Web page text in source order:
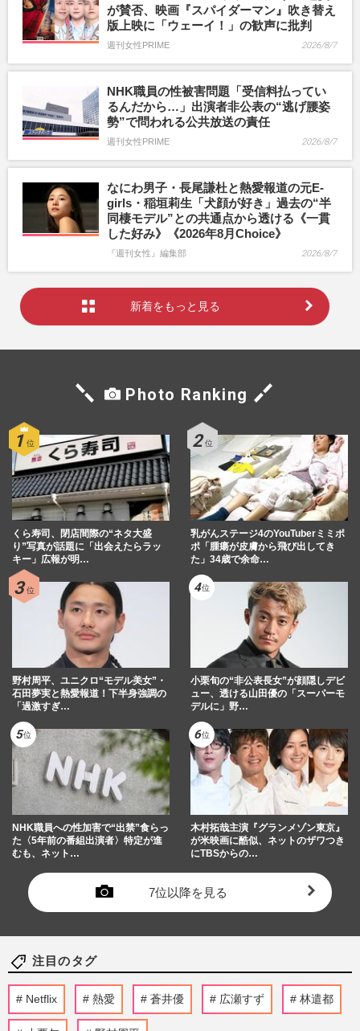
が賛否、映画『スパイダーマン』吹き替え
版上映に「ウェーイ！」の歓声に批判
週刊女性PRIME 2026/8/7
NHK職員の性被害問題「受信料払ってい
るんだから…」出演者非公表の“逃げ腰姿
勢”で問われる公共放送の責任
週刊女性PRIME 2026/8/7
なにわ男子・長尾謙杜と熱愛報道の元E-
girls・稲垣莉生「犬顔が好き」過去の“半
同棲モデル”との共通点から透ける《一貫
した好み》《2026年8月Choice》
『週刊女性』編集部 2026/8/7
新着をもっと見る
Photo Ranking
くら寿司、閉店間際の“ネタ大盛
り”写真が話題に「出会えたらラッ
キー」広報が明…
乳がんステージ4のYouTuberミミポ
ポ「腫瘍が皮膚から飛び出してき
た」34歳で余命…
野村周平、ユニクロ“モデル美女”・
石田夢実と熱愛報道！下半身強調の
「過激すぎ…
小栗旬の“非公表長女”が顔隠しデビ
ュー、透ける山田優の「スーパーモ
デルに」野…
NHK職員への性加害で“出禁”食らっ
た〈5年前の番組出演者〉特定が進
むも、ネット…
木村拓哉主演『グランメゾン東京』
が米映画に酷似、ネットのザワつき
にTBSからの…
7位以降を見る
注目のタグ
Netflix 熱愛 蒼井優 広瀬すず 林遣都